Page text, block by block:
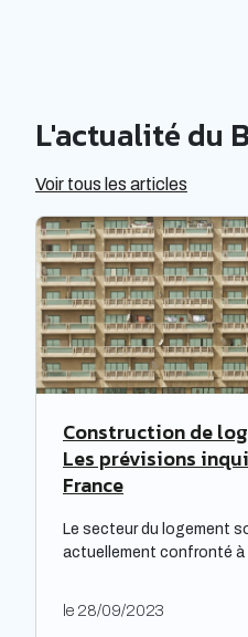
L'actualité du
Voir tous les articles
Construction de
Les prévisions
France
Le secteur du logement
actuellement confronté à
répondre à leurs
le 28/09/2023